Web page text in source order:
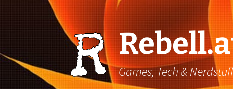
Games, Tech &